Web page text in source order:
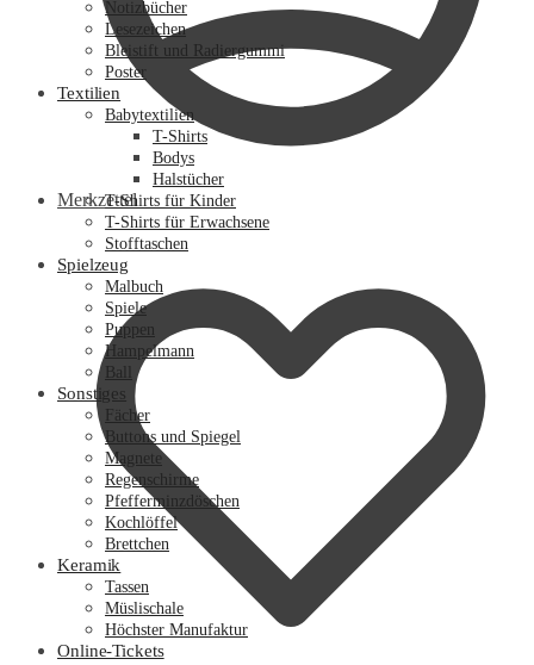
Merkzettel
Notizbücher
Lesezeichen
Bleistift und Radiergummi
Poster
Textilien
Babytextilien
T-Shirts
Bodys
Halstücher
T-Shirts für Kinder
T-Shirts für Erwachsene
Stofftaschen
Spielzeug
Malbuch
Spiele
Puppen
Hampelmann
Ball
Sonstiges
Fächer
Buttons und Spiegel
Magnete
Regenschirme
Pfefferminzdöschen
Kochlöffel
Brettchen
Keramik
Tassen
Müslischale
Höchster Manufaktur
Online-Tickets